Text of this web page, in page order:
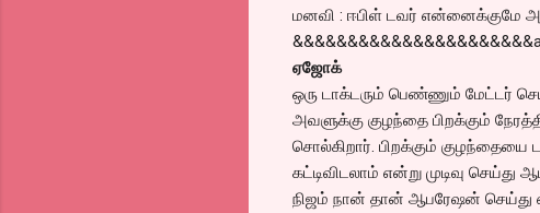
மனவி : ஈபிள் டவர் என்னைக்குமே
ஏஜோக்
ஒரு டாக்டரும் பெண்ணும் மேட்டர்
அவளுக்கு குழந்தை பிறக்கும்
சொல்கிறார். பிறக்கும் குழந்தையை
கட்டிவிடலாம் என்று முடிவு
நிஜம் நான் தான் ஆபரேஷன் செய்து